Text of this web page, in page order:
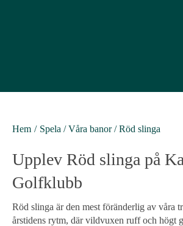
Hem Spela /Våra banor/Röd slinga
Upplev Röd slinga på
Golfklubb
Röd slinga är den mest föränderlig av våra
årstidens rytm, där vildvuxen ruff och högt